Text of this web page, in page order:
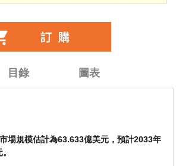
目錄 圖表
場規模估計為63.633億美元，預計2033年